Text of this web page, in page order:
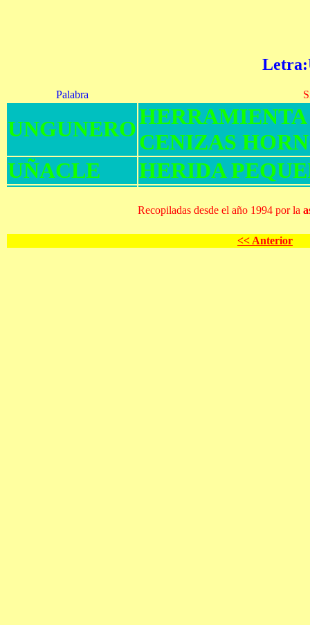
Palabra
UNGUNEROHERRAMIENTA
CENIZAS HORN
UÑACLE HERIDA PEQUE
Recopiladas desde el año 1994 por la
<< Anterior